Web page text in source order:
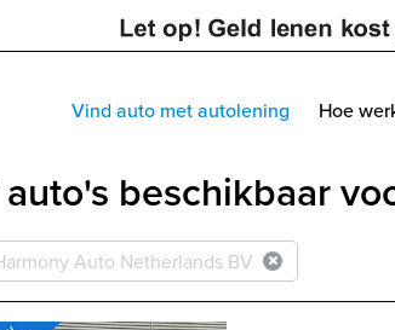
Vind auto met autolening Hoe
beschikbaar
Auto Netherlands BV